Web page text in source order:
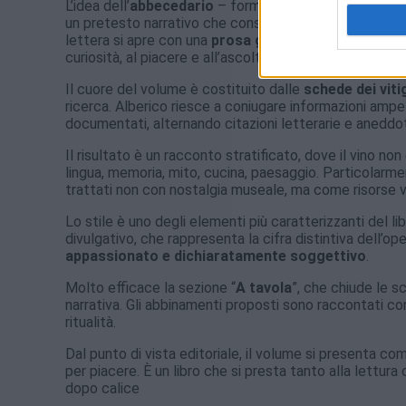
L’idea dell’abbecedario – formula apparentemente
un pretesto narrativo che consente di accostare
lettera si apre con una prosa giocosa
, quasi
curiosità, al piacere e all’ascolto lento del vino
Il cuore del volume è costituito dalle schede dei
ricerca. Alberico riesce a coniugare informazioni
documentati, alternando citazioni letterarie e
Il risultato è un racconto stratificato, dove il vino non
lingua, memoria, mito, cucina, paesaggio.
trattati non con nostalgia museale, ma come risorse
Lo stile è uno degli elementi più caratterizzanti del
divulgativo, che rappresenta la cifra distintiva
appassionato e dichiaratamente soggettivo.
Molto efficace la sezione “A tavola”, che chiude le
narrativa. Gli abbinamenti proposti sono raccontati
ritualità.
Dal punto di vista editoriale, il volume si presenta
per piacere. È un libro che si presta tanto alla
dopo calice